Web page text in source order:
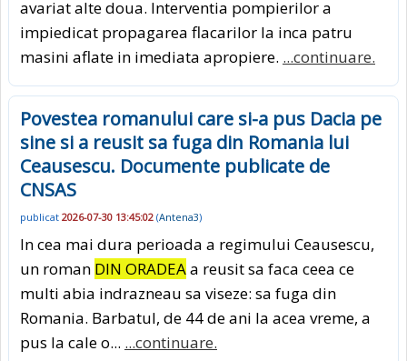
avariat alte doua. Interventia pompierilor a
impiedicat propagarea flacarilor la inca patru
masini aflate in imediata apropiere. ...continuare.
Povestea romanului care si-a pus Dacia pe
sine si a reusit sa fuga din Romania lui
Ceausescu. Documente publicate de
CNSAS
publicat 2026-07-30 13:45:02 (Antena3)
In cea mai dura perioada a regimului Ceausescu,
un roman DIN ORADEAa reusit sa faca ceea ce
multi abia indrazneau sa viseze: sa fuga din
Romania. Barbatul, de 44 de ani la acea vreme, a
pus la cale o... ...continuare.